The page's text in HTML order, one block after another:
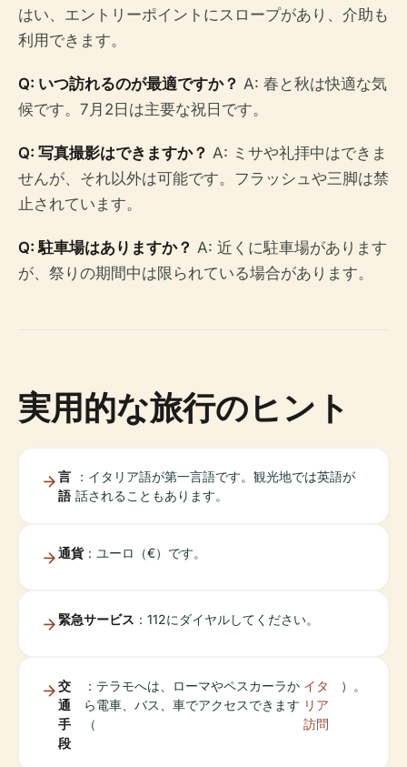
はい、エントリーポイントにスロープがあり、介助も
利用できます。
Q: いつ訪れるのが最適ですか？ A: 春と秋は快適な気
候です。7月2日は主要な祝日です。
Q: 写真撮影はできますか？ A: ミサや礼拝中はできま
せんが、それ以外は可能です。フラッシュや三脚は禁
止されています。
Q: 駐車場はありますか？ A: 近くに駐車場があります
が、祭りの期間中は限られている場合があります。
実用的な旅行のヒント
言
語
：イタリア語が第一言語です。観光地では英語が
話されることもあります。
通貨 ：ユーロ（€）です。
緊急サービス ：112にダイヤルしてください。
交
通
手
段
：テラモへは、ローマやペスカーラか
ら電車、バス、車でアクセスできます
（
イタ
リア
訪問
）。